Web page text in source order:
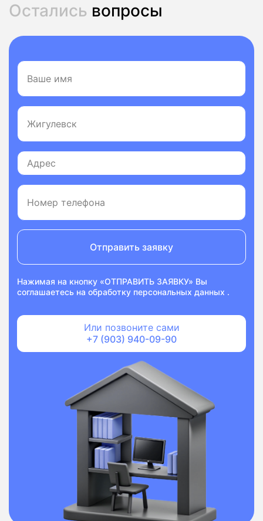
Остались вопросы
Отправить заявку
Нажимая на кнопку «ОТПРАВИТЬ ЗАЯВКУ» Вы
соглашаетесь на обработку персональных данных .
Или позвоните сами
+7 (903) 940-09-90